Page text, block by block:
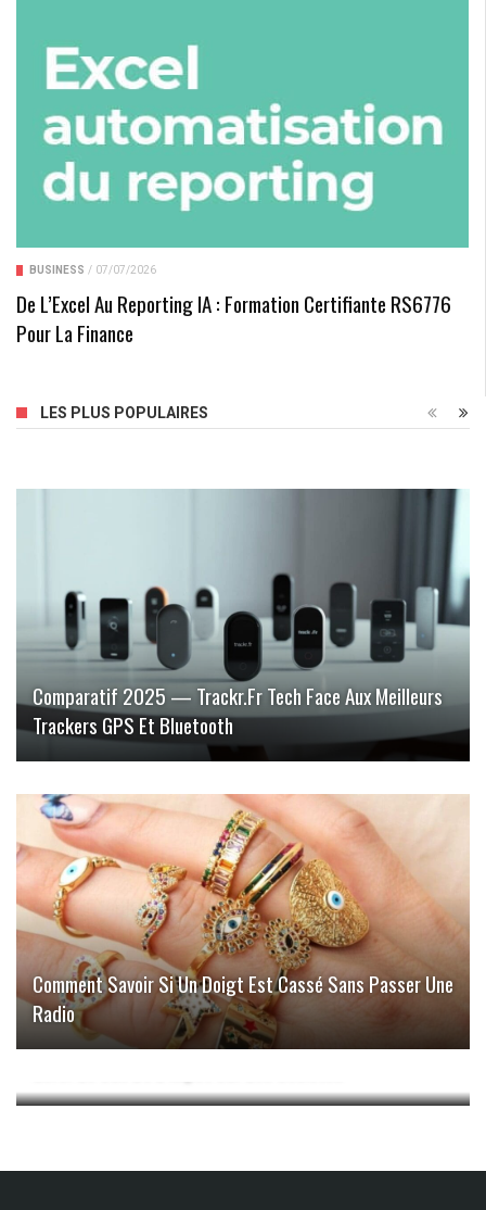
BUSINESS / 07/07/2026
De L’Excel Au Reporting IA : Formation Certifiante RS6776
Pour La Finance
LES PLUS POPULAIRES
Comparatif 2025 — Trackr.fr Tech Face Aux Meilleurs
Trackers GPS Et Bluetooth
Comment Savoir Si Un Doigt Est Cassé Sans Passer Une
Radio
Optimisation Fiscale Pour Entreprises : Comprendre Et